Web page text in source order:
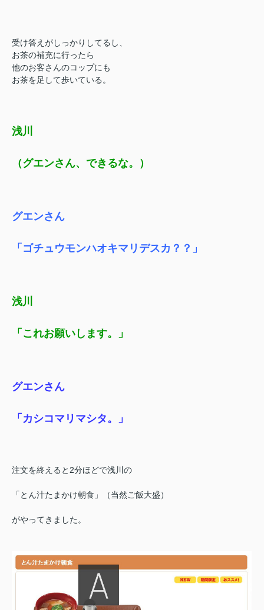
受け答えがしっかりしてるし、
お茶の補充に行ったら
他のお客さんのコップにも
お茶を足して歩いている。
浅川
（グエンさん、できるな。）
グエンさん
「ゴチュウモンハオキマリデスカ？？」
浅川
「これお願いします。」
グエンさん
「カシコマリマシタ。」
注文を終えると2分ほどで浅川の
「とん汁たまかけ朝食」 （当然ご飯大盛）
がやってきました。